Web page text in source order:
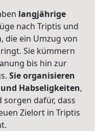
langjährige
nach Triptis und
die ein Umzug von
Sie kümmern
bis hin zur
Sie organisieren
Habseligkeiten,
sorgen dafür, dass
Zielort in Triptis